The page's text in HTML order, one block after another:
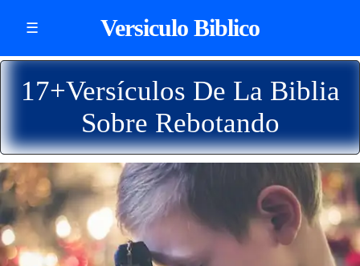
☰ Versiculo Biblico
17+Versículos De La Biblia
Sobre Rebotando